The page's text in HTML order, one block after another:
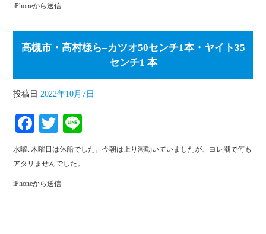
iPhoneから送信
高槻市・高村様ら–カツオ50センチ1本・ヤイト35
センチ1 本
投稿日 2022年10月7日
Fa
ce
bo
ok
T
wi
tte
r
ne
水曜､木曜日は休船でした。今朝は上り潮動いていましたが、ヨレ潮で何も
アタリませんでした。
iPhoneから送信